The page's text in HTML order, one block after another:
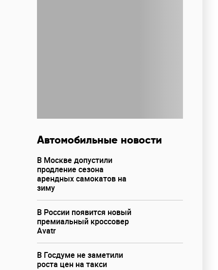
Автомобильные новости
В Москве допустили
продление сезона
арендных самокатов на
зиму
В России появится новый
премиальный кроссовер
Avatr
В Госдуме не заметили
роста цен на такси